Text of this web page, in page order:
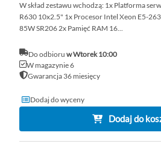
W skład zestawu wchodzą: 1x Platforma
R630 10x2.5" 1x Procesor Intel Xeon E5-
85W SR206 2x Pamięć RAM 16...
Do odbioru w Wtorek 10:00
W magazynie 6
Gwarancja 36 miesięcy
Dodaj do wyceny
Dodaj do